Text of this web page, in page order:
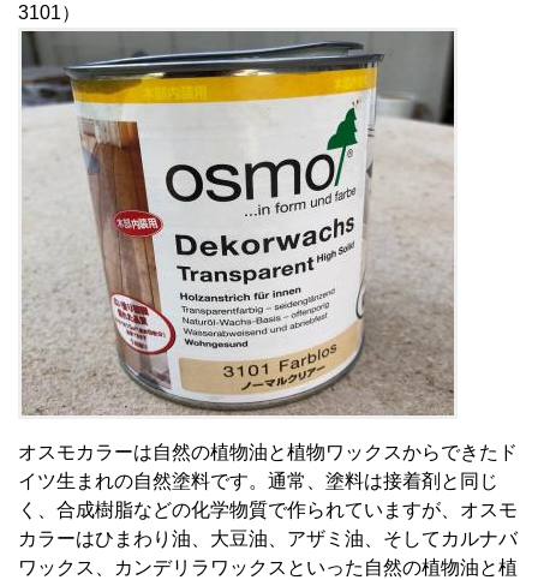
3101）
オスモカラーは自然の植物油と植物ワックスからできたド
イツ生まれの自然塗料です。通常、塗料は接着剤と同じ
く、合成樹脂などの化学物質で作られていますが、オスモ
カラーはひまわり油、大豆油、アザミ油、そしてカルナバ
ワックス、カンデリラワックスといった自然の植物油と植